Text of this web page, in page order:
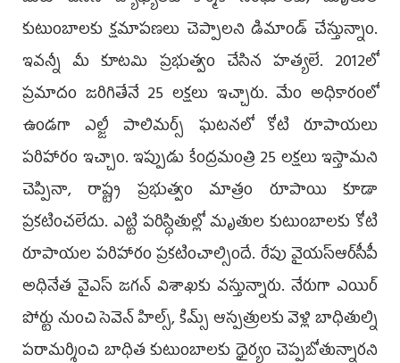
కుటుంబాలకు క్షమాపణలు చెప్పాలని డిమాండ్ చేస్తున్నాం.
ఇవన్నీ మీ కూటమి ప్రభుత్వం చేసిన హత్యలే. 2012లో
ప్రమాదం జరిగితేనే 25 లక్షలు ఇచ్చారు. మేం అధికారంలో
ఉండగా ఎల్జీ పాలిమర్స్ ఘటనలో కోటి రూపాయలు
పరిహారం ఇచ్చాం. ఇప్పుడు కేంద్రమంత్రి 25 లక్షలు ఇస్తామని
చెప్పినా, రాష్ట్ర ప్రభుత్వం మాత్రం రూపాయి కూడా
ప్రకటించలేదు. ఎట్టి పరిస్ధితుల్లో మృతుల కుటుంబాలకు కోటి
రూపాయల పరిహారం ప్రకటించాల్సిందే. రేపు వైయ‌స్ఆర్‌సీపీ
అధినేత వైఎస్ జగన్ విశాఖకు వస్తున్నారు. నేరుగా ఎయిర్
పోర్టు నుంచి సెవెన్ హిల్స్, కిమ్స్ ఆస్పత్రులకు వెళ్లి బాధితుల్ని
పరామర్శించి బాధిత కుటుంబాలకు ధైర్యం చెప్పబోతున్నారని